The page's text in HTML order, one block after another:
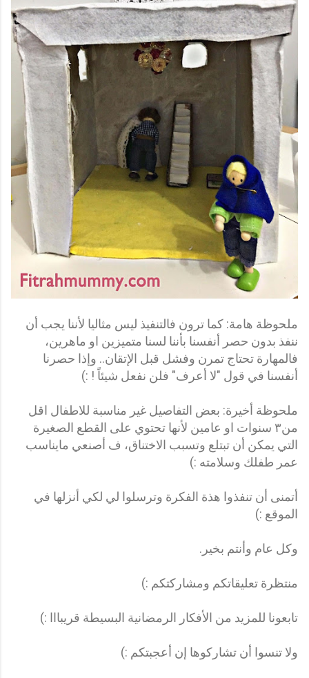
ملحوظة هامة: كما ترون فالتنفيذ ليس مثاليا لأننا يجب أن
ننفذ بدون حصر أنفسنا بأننا لسنا متميزين او ماهرين،
فالمهارة تحتاج تمرن وفشل قبل الإتقان.. وإذا حصرنا
أنفسنا في قول "لا أعرف" فلن نفعل شيئاً ! :)
ملحوظة أخيرة: بعض التفاصيل غير مناسبة للاطفال اقل
من٣ سنوات او عامين لأنها تحتوي على القطع الصغيرة
التي يمكن أن تبتلع وتسبب الاختناق، ف أصنعي مايناسب
عمر طفلك وسلامته :)
أتمنى أن تنفذوا هذة الفكرة وترسلوا لي لكي أنزلها في
الموقع :)
وكل عام وأنتم بخير.
منتظرة تعليقاتكم ومشاركتكم :)
تابعونا للمزيد من الأفكار الرمضانية البسيطة قريبااا :)
ولا تنسوا أن تشاركوها إن أعجبتكم :)